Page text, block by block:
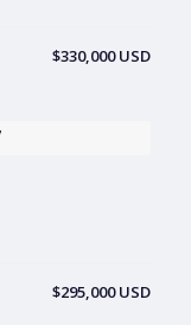
$330,000 USD
$295,000 USD